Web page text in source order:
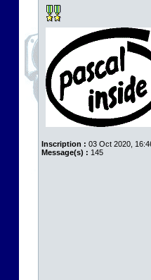
Inscription : 03 Oct 2020,
Message(s) : 145